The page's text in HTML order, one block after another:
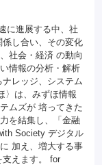
に進展する中、社
し合い、その変化
社会・経済 の動向
情報の分析・解析
レッジ、システム
〉は、みずほ情報
ムズが 培ってきた
を結集し、「金融
Society デジタル
加え、増大する事
支えます。 for